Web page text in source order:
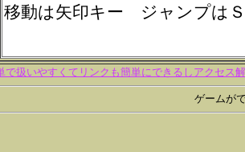
で扱いやすくてリンクも簡単にできるしアクセス
ゲームが